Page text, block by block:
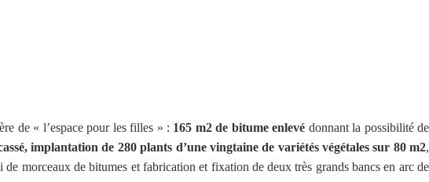
de « l’espace pour les filles » : 165 m2 de bitume enlevé donnant la possibilité de
implantation de 280 plants d’une vingtaine de variétés végétales sur 80 m2,
morceaux de bitumes et fabrication et fixation de deux très grands bancs en arc de